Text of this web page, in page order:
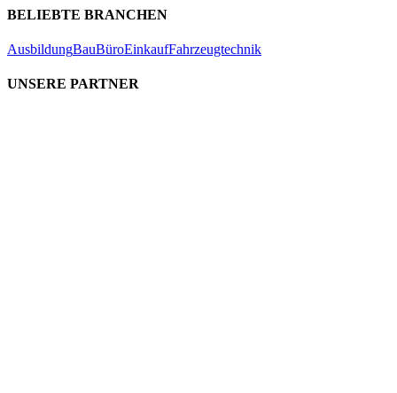
BELIEBTE BRANCHEN
AusbildungBauBüroEinkaufFahrzeugtechnik
UNSERE PARTNER